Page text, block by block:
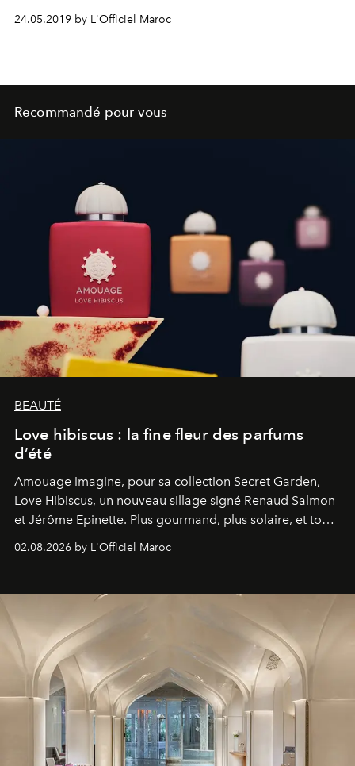
24.05.2019 by L'Officiel Maroc
Recommandé pour vous
BEAUTÉ
Love hibiscus : la fine fleur des parfums
d’été
Amouage imagine, pour sa collection Secret Garden,
Love Hibiscus, un nouveau sillage signé Renaud Salmon
et Jérôme Epinette. Plus gourmand, plus solaire, et tout
02.08.2026 by L'Officiel Maroc